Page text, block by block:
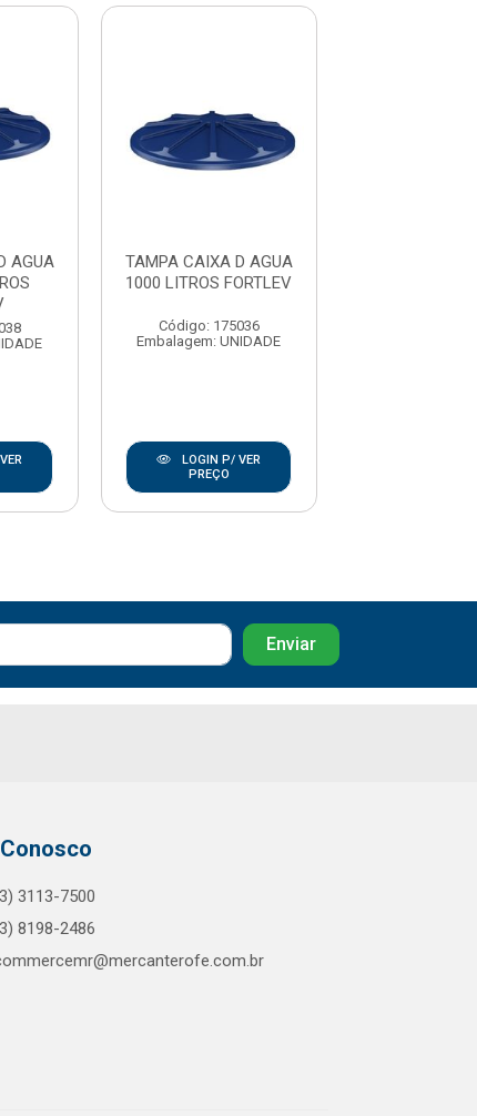
AGUA
TAMPA CAIXA D AGUA
1000 LITROS FORTLEV
Código: 175036
Embalagem: UNIDADE
LOGIN P/ VER
PREÇO
3113-7500
8198-2486